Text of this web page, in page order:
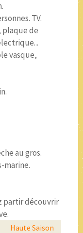
TV.
plaque de
vasque,
au gros.
marine.
partir découvrir
Haute Saison